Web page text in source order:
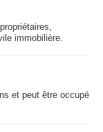
immobilière.
et peut être occupé